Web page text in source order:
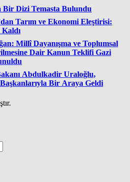
Bir Dizi Temasta Bulundu
Tarım ve Ekonomi Eleştirisi:
Millî Dayanışma ve Toplumsal
Dair Kanun Teklifi Gazi
Abdulkadir Uraloğlu,
Bir Araya Geldi